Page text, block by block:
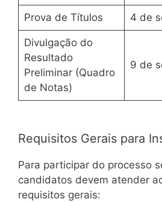
Prova de Títulos 4 de
Divulgação do
Resultado
Preliminar (Quadro
de Notas)
9 de
Requisitos Gerais para
Para participar do processo
candidatos devem atender
requisitos gerais: